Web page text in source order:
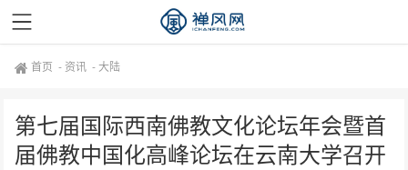
首页 - 资讯 -大陆
第七届国际西南佛教文化论坛年会暨首
届佛教中国化高峰论坛在云南大学召开